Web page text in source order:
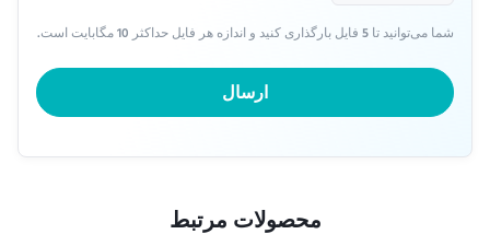
شما می‌توانید تا 5 فایل بارگذاری کنید و اندازه هر فایل حداکثر 10 مگابایت است.
ارسال
محصولات مرتبط